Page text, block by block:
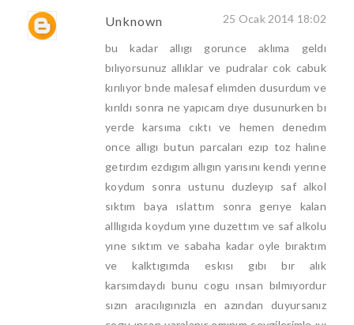
Unknown 25 Ocak 2014 18:02
bu kadar allıgı gorunce aklıma geldı
bılıyorsunuz allıklar ve pudralar cok cabuk
kırılıyor bnde malesaf elımden dusurdum ve
kırıldı sonra ne yapıcam dıye dusunurken bı
yerde karsıma cıktı ve hemen denedım
once allıgı butun parcaları ezıp toz halıne
getırdım ezdıgım allıgın yarısını kendı yerıne
koydum sonra ustunu duzleyıp saf alkol
sıktım baya ıslattım sonra gerıye kalan
alllıgıda koydum yıne duzettım ve saf alkolu
yıne sıktım ve sabaha kadar oyle bıraktım
ve kalktıgımda eskısı gıbı bır alık
karsımdaydı bunu cogu ınsan bılmıyordur
sızın aracılıgınızla en azından duyursanız